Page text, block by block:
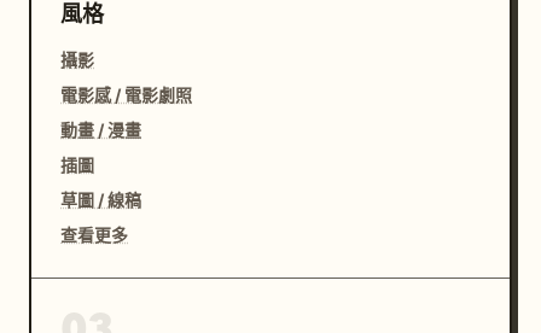
風格
攝影
電影感 / 電影劇照
動畫 / 漫畫
插圖
草圖 / 線稿
查看更多